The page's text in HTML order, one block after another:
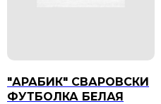
"АРАБИК" СВАРОВСКИ
ФУТБОЛКА БЕЛАЯ